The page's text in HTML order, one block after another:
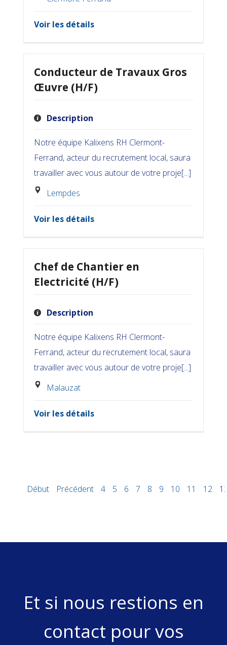
Voir les détails
Conducteur de Travaux Gros
Œuvre (H/F)
Description
Notre équipe Kalixens RH Clermont-
Ferrand, acteur du recrutement local, saura
travailler avec vous autour de votre proje[...]
Lempdes
Voir les détails
Chef de Chantier en
Electricité (H/F)
Description
Notre équipe Kalixens RH Clermont-
Ferrand, acteur du recrutement local, saura
travailler avec vous autour de votre proje[...]
Malauzat
Voir les détails
Début Précédent 4 5 6 7 8 9 10 11 12
Et si nous restions en
contact pour vos